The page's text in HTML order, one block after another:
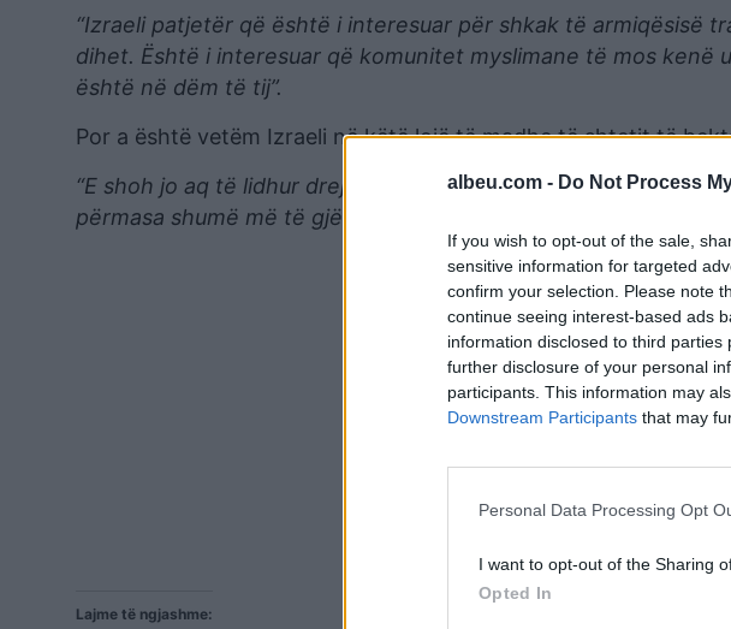
albeu.com - Do Not Process
If you wish to opt-out of the sale,
sensitive information for targeted
confirm your selection. Please note
continue seeing interest-based ads
information disclosed to third
further disclosure of your personal
participants. This information may
Downstream Participants that may
Personal Data Processing Opt
I want to opt-out of the Sharing
Opted In
“Izraeli patjetër që është i interesuar për shkak të armiqësisë
dihet. Është i interesuar që komunitet myslimane të mos kenë
është në dëm të tij”.
Por a është vetëm Izraeli në këtë lojë të madhe të shtetit të
“E shoh jo aq të lidhur drejtpërsëdrejti vetëm me Izraelin, nuk
përmasa shumë më të gjëra, ku Izraeli mund të ketë pjesën e
Lajme të ngjashme: